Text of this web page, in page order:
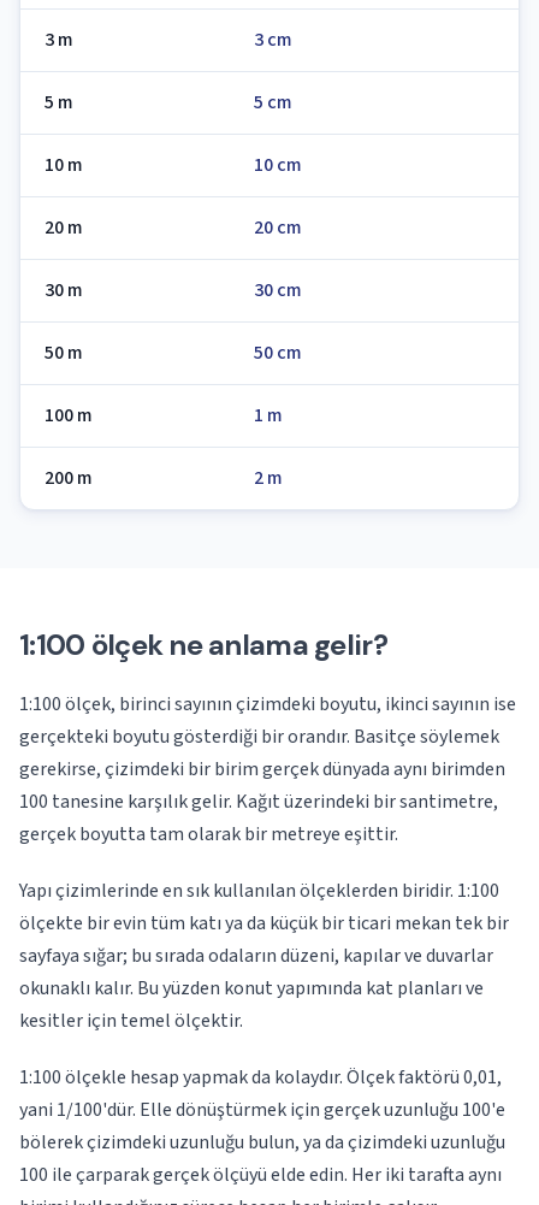
3 m 3 cm
5 m 5 cm
10 m 10 cm
20 m 20 cm
30 m 30 cm
50 m 50 cm
100 m 1 m
200 m 2 m
1:100 ölçek ne anlama gelir?
1:100 ölçek, birinci sayının çizimdeki boyutu, ikinci sayının ise
gerçekteki boyutu gösterdiği bir orandır. Basitçe söylemek
gerekirse, çizimdeki bir birim gerçek dünyada aynı birimden
100 tanesine karşılık gelir. Kağıt üzerindeki bir santimetre,
gerçek boyutta tam olarak bir metreye eşittir.
Yapı çizimlerinde en sık kullanılan ölçeklerden biridir. 1:100
ölçekte bir evin tüm katı ya da küçük bir ticari mekan tek bir
sayfaya sığar; bu sırada odaların düzeni, kapılar ve duvarlar
okunaklı kalır. Bu yüzden konut yapımında kat planları ve
kesitler için temel ölçektir.
1:100 ölçekle hesap yapmak da kolaydır. Ölçek faktörü 0,01,
yani 1/100'dür. Elle dönüştürmek için gerçek uzunluğu 100'e
bölerek çizimdeki uzunluğu bulun, ya da çizimdeki uzunluğu
100 ile çarparak gerçek ölçüyü elde edin. Her iki tarafta aynı